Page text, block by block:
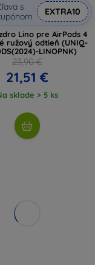
s
EXTRA10
Lino pre AirPods 4
ružový odtieň (UNIQ-
LINOPNK)
23,90 €
21,51 €
sklade > 5 ks